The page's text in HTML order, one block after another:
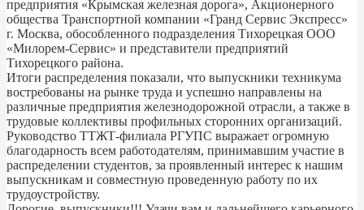
предприятия «Крымская железная дорога», Акционерного
общества Транспортной компании «Гранд Сервис Экспресс»
г. Москва, обособленного подразделения Тихорецкая ООО
«Милорем-Сервис» и представители предприятий
Тихорецкого района.
Итоги распределения показали, что выпускники техникума
востребованы на рынке труда и успешно направлены на
различные предприятия железнодорожной отрасли, а также в
трудовые коллективы профильных сторонних организаций.
Руководство ТТЖТ-филиала РГУПС выражает огромную
благодарность всем работодателям, принимавшим участие в
распределении студентов, за проявленный интерес к нашим
выпускникам и совместную проведенную работу по их
трудоустройству.